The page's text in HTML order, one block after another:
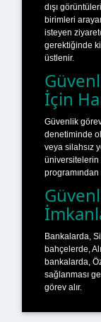
dışı
birimleri
isteyen
gerektiğinde
üstlenir.
İçin
Güvenlik
denetiminde
veya silahsız
üniversitelerin
Bankalarda,
bahçelerde,
bankalarda,
sağlanması
görev alır.